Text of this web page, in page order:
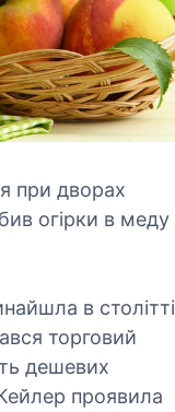
при дворах
огірки в меду
в столітті
торговий
дешевих
проявила